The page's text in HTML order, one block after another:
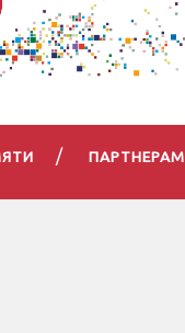
ПАРТНЕРАМ